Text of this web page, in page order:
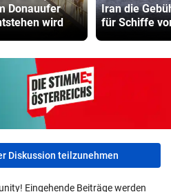
Donauufer
wird
Iran die
für Schiffe
Diskussion teilzunehmen
Eingehende Beiträge werden